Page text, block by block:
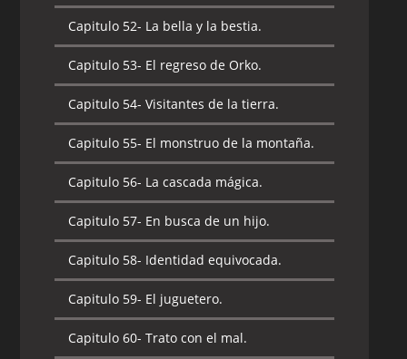
Capitulo 51-La ciudad bajo el mar.
Capitulo 52-El juicio de Tela.
Capitulo 53-El regreso de Dree Elle.
Capitulo 54-Plan de juego.
Capitulo 55-El regreso del espectador.
Capitulo 56-La búsqueda de la espada.
Capitulo 57-El castillo de los héroes.
Capitulo 58-El verdadero Duque.
Capitulo 59-La bruja y la guerrera.
Capitulo 52- La bella y la bestia.
Capitulo 53- El regreso de Orko.
Capitulo 54- Visitantes de la tierra.
Capitulo 55- El monstruo de la montaña.
Capitulo 56- La cascada mágica.
Capitulo 57- En busca de un hijo.
Capitulo 58- Identidad equivocada.
Capitulo 59- El juguetero.
Capitulo 60- Trato con el mal.